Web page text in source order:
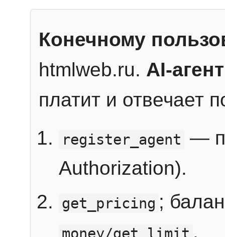
Конечному
htmlweb.ru. AI-агент
платит и отвечает
register_agent —
Authorization).
get_pricing ;
.